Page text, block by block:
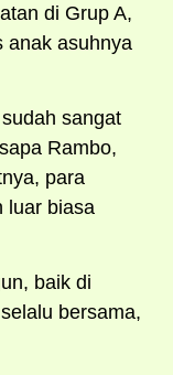
di Grup A,
anak asuhnya
sangat
Rambo,
para
luar biasa
baik di
bersama,